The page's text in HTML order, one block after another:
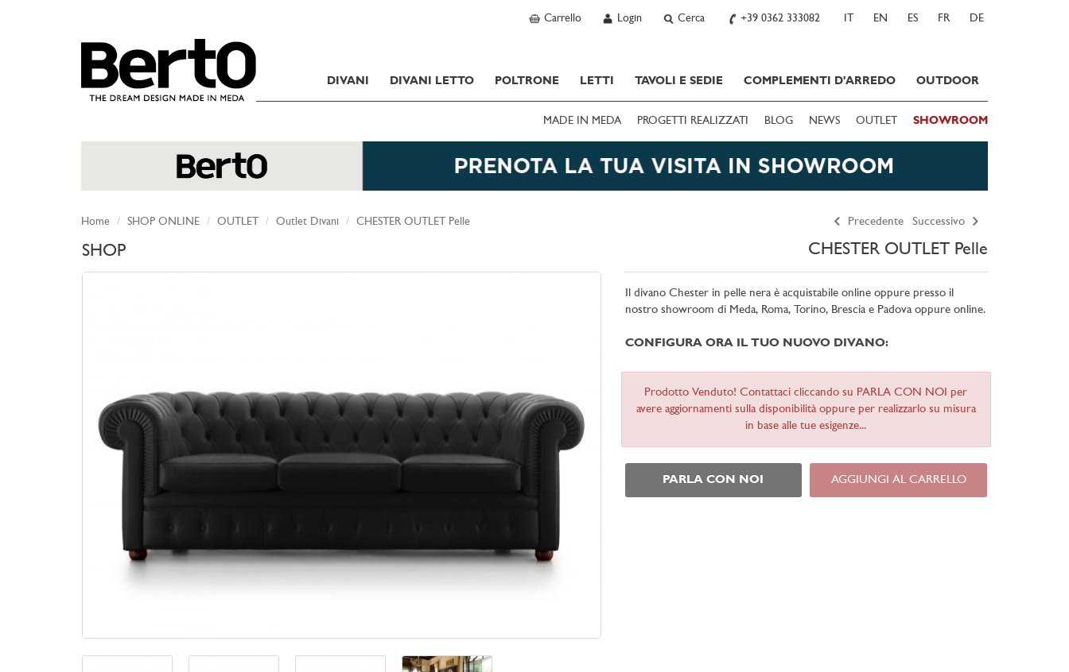
Carrello Login Cerca +39 0362 333082 IT EN ES FR DE
DIVANI DIVANI LETTO POLTRONE LETTI TAVOLI E SEDIE COMPLEMENTI D'ARREDO OUTDOOR
MADE IN MEDA PROGETTI REALIZZATI BLOG NEWS OUTLET SHOWROOM
Precedente Successivo
Home SHOP ONLINE OUTLET Outlet Divani CHESTER OUTLET Pelle
CHESTER OUTLET Pelle
SHOP
Il divano Chester in pelle nera è acquistabile online oppure presso il
nostro showroom di Meda, Roma, Torino, Brescia e Padova oppure online.
CONFIGURA ORA IL TUO NUOVO DIVANO:
Prodotto Venduto! Contattaci cliccando su PARLA CON NOI per
avere aggiornamenti sulla disponibilità oppure per realizzarlo su misura
in base alle tue esigenze...
PARLA CON NOI AGGIUNGI AL CARRELLO